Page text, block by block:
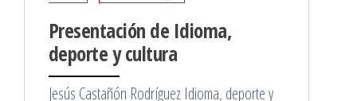
Presentación de Idioma,
deporte y cultura
Jesús Castañón Rodríguez Idioma, deporte y